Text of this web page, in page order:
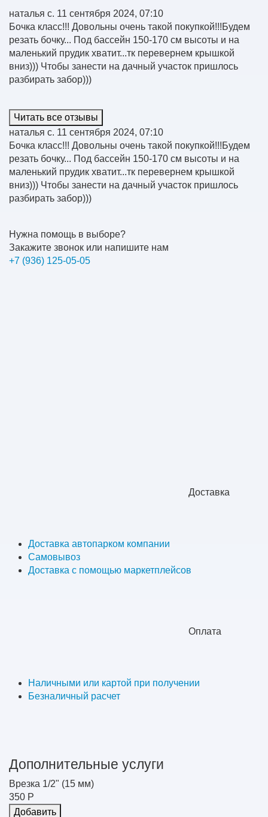
наталья с. 11 сентября 2024, 07:10
Бочка класс!!! Довольны очень такой покупкой!!!Будем
резать бочку... Под бассейн 150-170 см высоты и на
маленький прудик хватит...тк перевернем крышкой
вниз))) Чтобы занести на дачный участок пришлось
разбирать забор)))
Читать все отзывы
наталья с. 11 сентября 2024, 07:10
Бочка класс!!! Довольны очень такой покупкой!!!Будем
резать бочку... Под бассейн 150-170 см высоты и на
маленький прудик хватит...тк перевернем крышкой
вниз))) Чтобы занести на дачный участок пришлось
разбирать забор)))
Нужна помощь в выборе?
Закажите звонок или напишите нам
+7 (936) 125-05-05
Доставка
Доставка автопарком компании
Самовывоз
Доставка с помощью маркетплейсов
Оплата
Наличными или картой при получении
Безналичный расчет
Дополнительные услуги
Врезка 1/2" (15 мм)
350 Р
Добавить